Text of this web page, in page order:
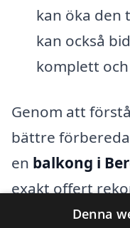
kan öka den
kan också
komplett
Genom att
bättre
en balkong i
exakt offert
kontaktar flera
Denna